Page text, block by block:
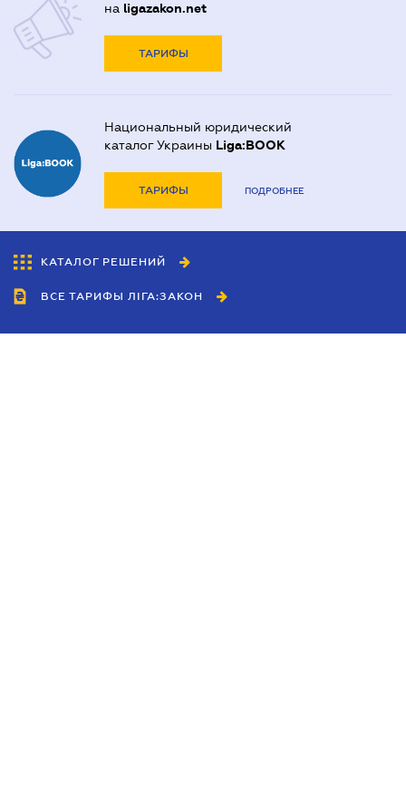
на ligazakon.net
ТАРИФЫ
Национальный юридический
каталог Украины Liga:BOOK
ТАРИФЫ ПОДРОБНЕЕ
КАТАЛОГ РЕШЕНИЙ
ВСЕ ТАРИФЫ ЛІГА:ЗАКОН